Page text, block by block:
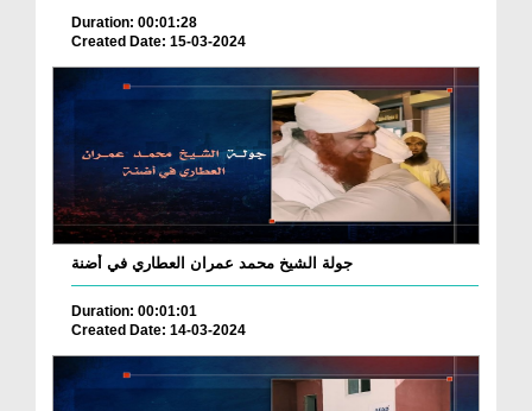
Duration: 00:01:28
Created Date: 15-03-2024
جولة الشيخ محمد عمران العطاري في أضنة
Duration: 00:01:01
Created Date: 14-03-2024